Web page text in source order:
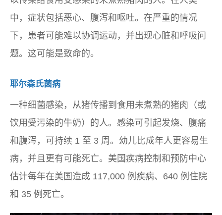
中，症状包括恶心、腹泻和呕吐。在严重的情况
下，患者可能难以协调运动，并出现心脏和呼吸问
题。这可能是致命的。
耶尔森氏菌病
一种细菌感染，从猪传播到食用未煮熟的猪肉（或
饮用受污染的牛奶）的人。感染可引起发烧、腹痛
和腹泻，可持续 1 至 3 周。幼儿比成年人更容易生
病，并且更有可能死亡。美国疾病控制和预防中心
估计每年在美国造成 117,000 例疾病、640 例住院
和 35 例死亡。